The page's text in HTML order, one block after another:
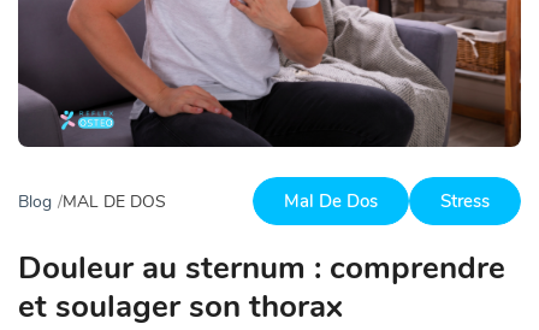
Blog MAL DE DOS Mal De Dos Stress
Douleur au sternum : comprendre
et soulager son thorax